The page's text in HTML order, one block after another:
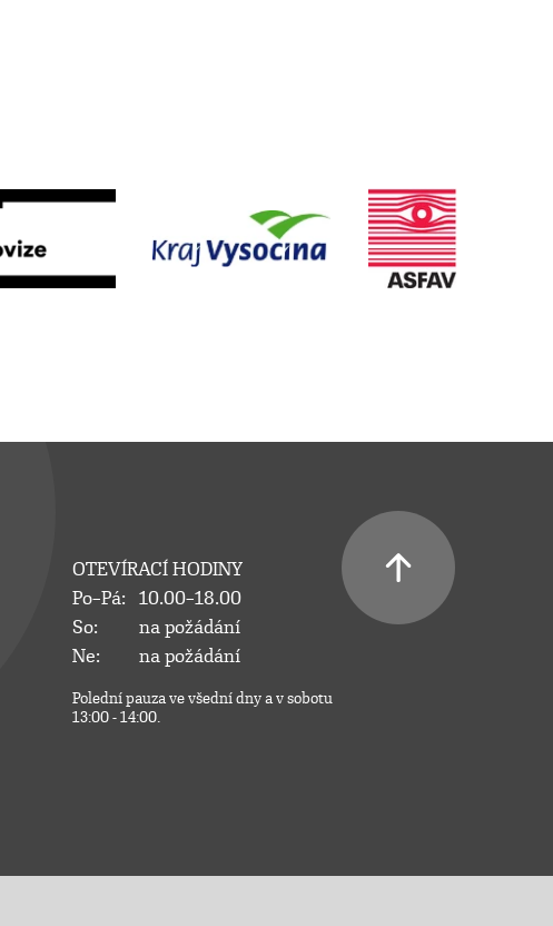
OTEVÍRACÍ HODINY
Po–Pá:
10.00–18.00
So:
na požádání
Ne:
na požádání
Polední pauza ve všední dny a v sobotu
13:00 - 14:00.